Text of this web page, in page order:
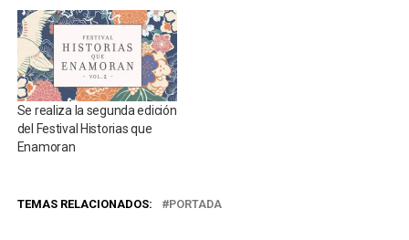
Se realiza la segunda edición
del Festival Historias que
Enamoran
TEMAS RELACIONADOS: PORTADA